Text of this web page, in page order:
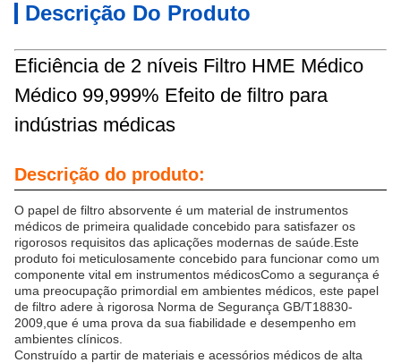
Descrição Do Produto
Eficiência de 2 níveis Filtro HME Médico
Médico 99,999% Efeito de filtro para
indústrias médicas
Descrição do produto:
O papel de filtro absorvente é um material de instrumentos
médicos de primeira qualidade concebido para satisfazer os
rigorosos requisitos das aplicações modernas de saúde.Este
produto foi meticulosamente concebido para funcionar como um
componente vital em instrumentos médicosComo a segurança é
uma preocupação primordial em ambientes médicos, este papel
de filtro adere à rigorosa Norma de Segurança GB/T18830-
2009,que é uma prova da sua fiabilidade e desempenho em
ambientes clínicos.
Construído a partir de materiais e acessórios médicos de alta